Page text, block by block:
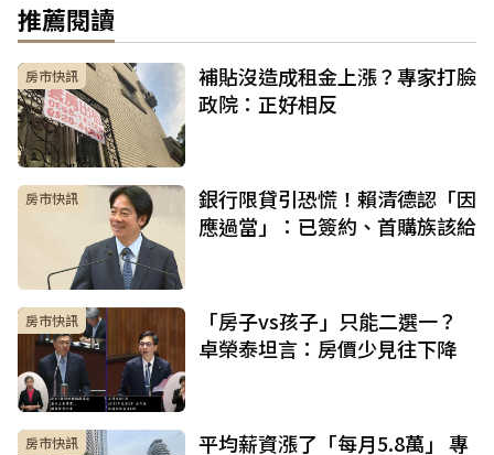
推薦閱讀
房市快訊
補貼沒造成租金上漲？專家打臉
政院：正好相反
房市快訊
銀行限貸引恐慌！賴清德認「因
應過當」：已簽約、首購族該給
房市快訊
「房子vs孩子」只能二選一？
卓榮泰坦言：房價少見往下降
房市快訊
平均薪資漲了「每月5.8萬」 專